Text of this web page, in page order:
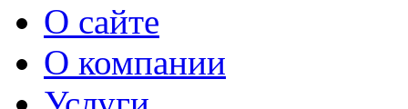
О сайте
О компании